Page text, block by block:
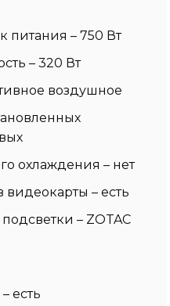
– 750 Вт
– 320 Вт
воздушное
охлаждения – нет
видеокарты – есть
– ZOTAC
есть